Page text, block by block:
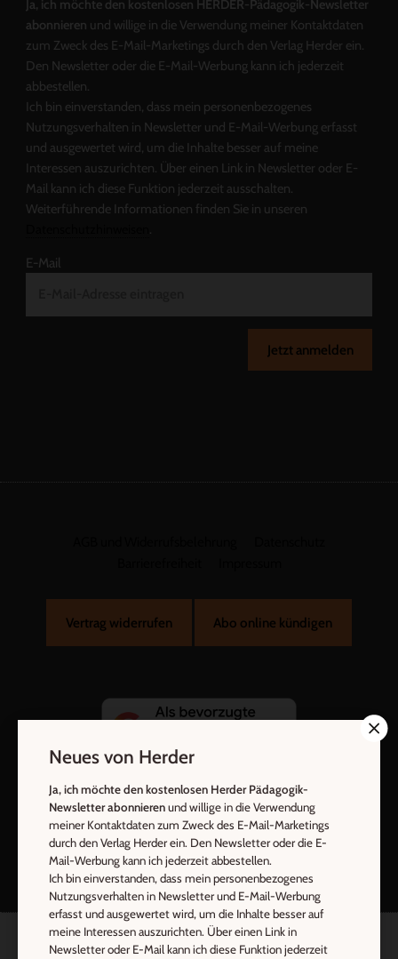
Ja, ich möchte den kostenlosen HERDER-Pädagogik-Newsletter
abonnieren und willige in die Verwendung meiner Kontaktdaten
zum Zweck des E-Mail-Marketings durch den Verlag Herder ein.
Den Newsletter oder die E-Mail-Werbung kann ich jederzeit
abbestellen.
Ich bin einverstanden, dass mein personenbezogenes
Nutzungsverhalten in Newsletter und E-Mail-Werbung erfasst
und ausgewertet wird, um die Inhalte besser auf meine
Interessen auszurichten. Über einen Link in Newsletter oder E-
Mail kann ich diese Funktion jederzeit ausschalten.
Weiterführende Informationen finden Sie in unseren
.
E-Mail
Jetzt anmelden
Vertrag widerrufen Abo online kündigen
Nach oben
Neues von Herder
Ja, ich möchte den kostenlosen Herder Pädagogik-
Newsletter abonnierenund willige in die Verwendung
meiner Kontaktdaten zum Zweck des E-Mail-Marketings
durch den Verlag Herder ein. Den Newsletter oder die E-
Mail-Werbung kann ich jederzeit abbestellen.
Ich bin einverstanden, dass mein personenbezogenes
Nutzungsverhalten in Newsletter und E-Mail-Werbung
erfasst und ausgewertet wird, um die Inhalte besser auf
meine Interessen auszurichten. Über einen Link in
Newsletter oder E-Mail kann ich diese Funktion jederzeit